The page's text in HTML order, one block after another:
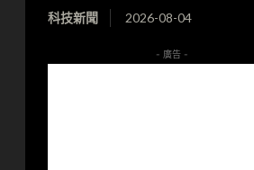
科技新聞 2026-08-04
- 廣告 -